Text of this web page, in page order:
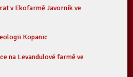
v Ekofarmě Javorník ve
Kopanic
na Levandulové farmě ve